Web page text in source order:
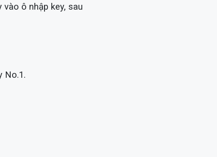
vào ô nhập key, sau
No.1.